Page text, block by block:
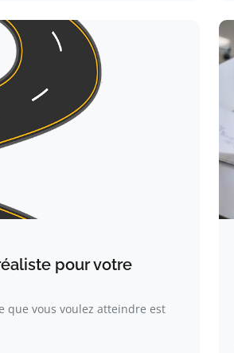
pour votre
que vous voulez atteindre est